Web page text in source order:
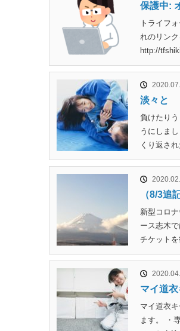
保護中:
トライフ
れのリン
http://
淡々と
負けたり
うにしま
くり返さ
（8/3追
新型コロ
ース志木
チケット
マイ道
マイ道衣
ます。 ・